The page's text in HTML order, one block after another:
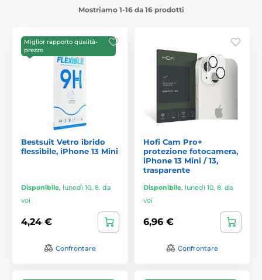
Mostriamo 1-16 da 16 prodotti
Miglior rapporto qualità-
prezzo
Bestsuit Vetro ibrido
flessibile, iPhone 13 Mini
Disponibile, lunedì 10. 8. da
voi
4,24 €
Confrontare
Hofi Cam Pro+
protezione fotocamera,
iPhone 13 Mini / 13,
trasparente
Disponibile, lunedì 10. 8. da
voi
6,96 €
Confrontare